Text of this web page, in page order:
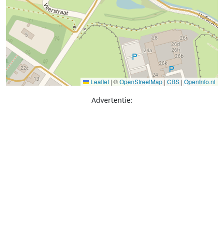
Leaflet | ©OpenStreetMap | CBS | OpenInfo.nl
Advertentie: